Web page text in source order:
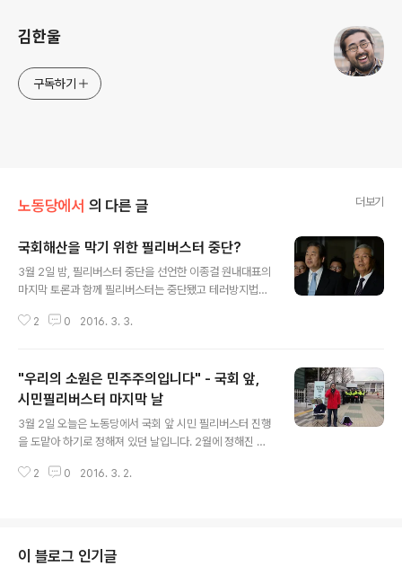
김한울
구독하기
노동당에서 의 다른 글 더보기
국회해산을 막기 위한 필리버스터 중단?
3월 2일 밤, 필리버스터 중단을 선언한 이종걸 원내대표의
마지막 토론과 함께 필리버스터는 중단됐고 테러방지법은
해 선거법 통과 지연으로 국회 해산 상태가 올 수도 있기 때
는 3월 10일 회기 끝까지 하기로 되어 있었고, 선거법 통과
는 필리버스터를 시작한 이상 회기 내 불가한 것을 알고 시
작한 것 아니었습니까? 더불어민주당을 변호하기 위해 국
회해산 사태 운운하는 것은 더불어민주당의 무능을 폭로하
제 이루어진 것은 아닐까요? 테러방지법이 통과됐습니다.
2 0 2016. 3. 3.
"우리의 소원은 민주주의입니다" - 국회 앞,
시민필리버스터 마지막 날
3월 2일 오늘은 노동당에서 국회 앞 시민 필리버스터 진행
을 도맡아 하기로 정해져 있던 날입니다. 2월에 정해진 것
막 날을 노동당이 마무리하게 되리라고는 생각치 못했습니
점에 맞선 조직적인 투쟁의 메아리였습니다. 하지만 97년
이 지난 2016년 3월 1일 국회에서 날아온 속보는 모처럼
2 0 2016. 3. 2.
이 블로그 인기글